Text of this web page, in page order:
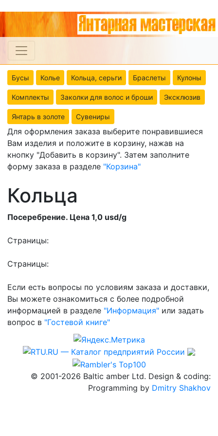
Бусы Колье Кольца, серьги Браслеты Кулоны
Комплекты Заколки для волос и броши Эксклюзив
Янтарь в золоте Сувениры
Для оформления заказа выберите понравившиеся
Вам изделия и положите в корзину, нажав на
кнопку "Добавить в корзину". Затем заполните
форму заказа в разделе "Корзина"
Кольца
Посеребрение. Цена 1,0 usd/g
Страницы:
Страницы:
Если есть вопросы по условиям заказа и доставки,
Вы можете ознакомиться с более подробной
информацией в разделе "Информация" или задать
вопрос в "Гостевой книге"
© 2001-2026 Baltic amber Ltd. Design & coding:
Programming by Dmitry Shakhov